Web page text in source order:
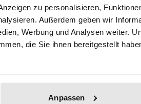
zu personalisieren,
Außerdem geben wir
Werbung und Analysen weiter.
die Sie ihnen bereitgestellt
Anpassen